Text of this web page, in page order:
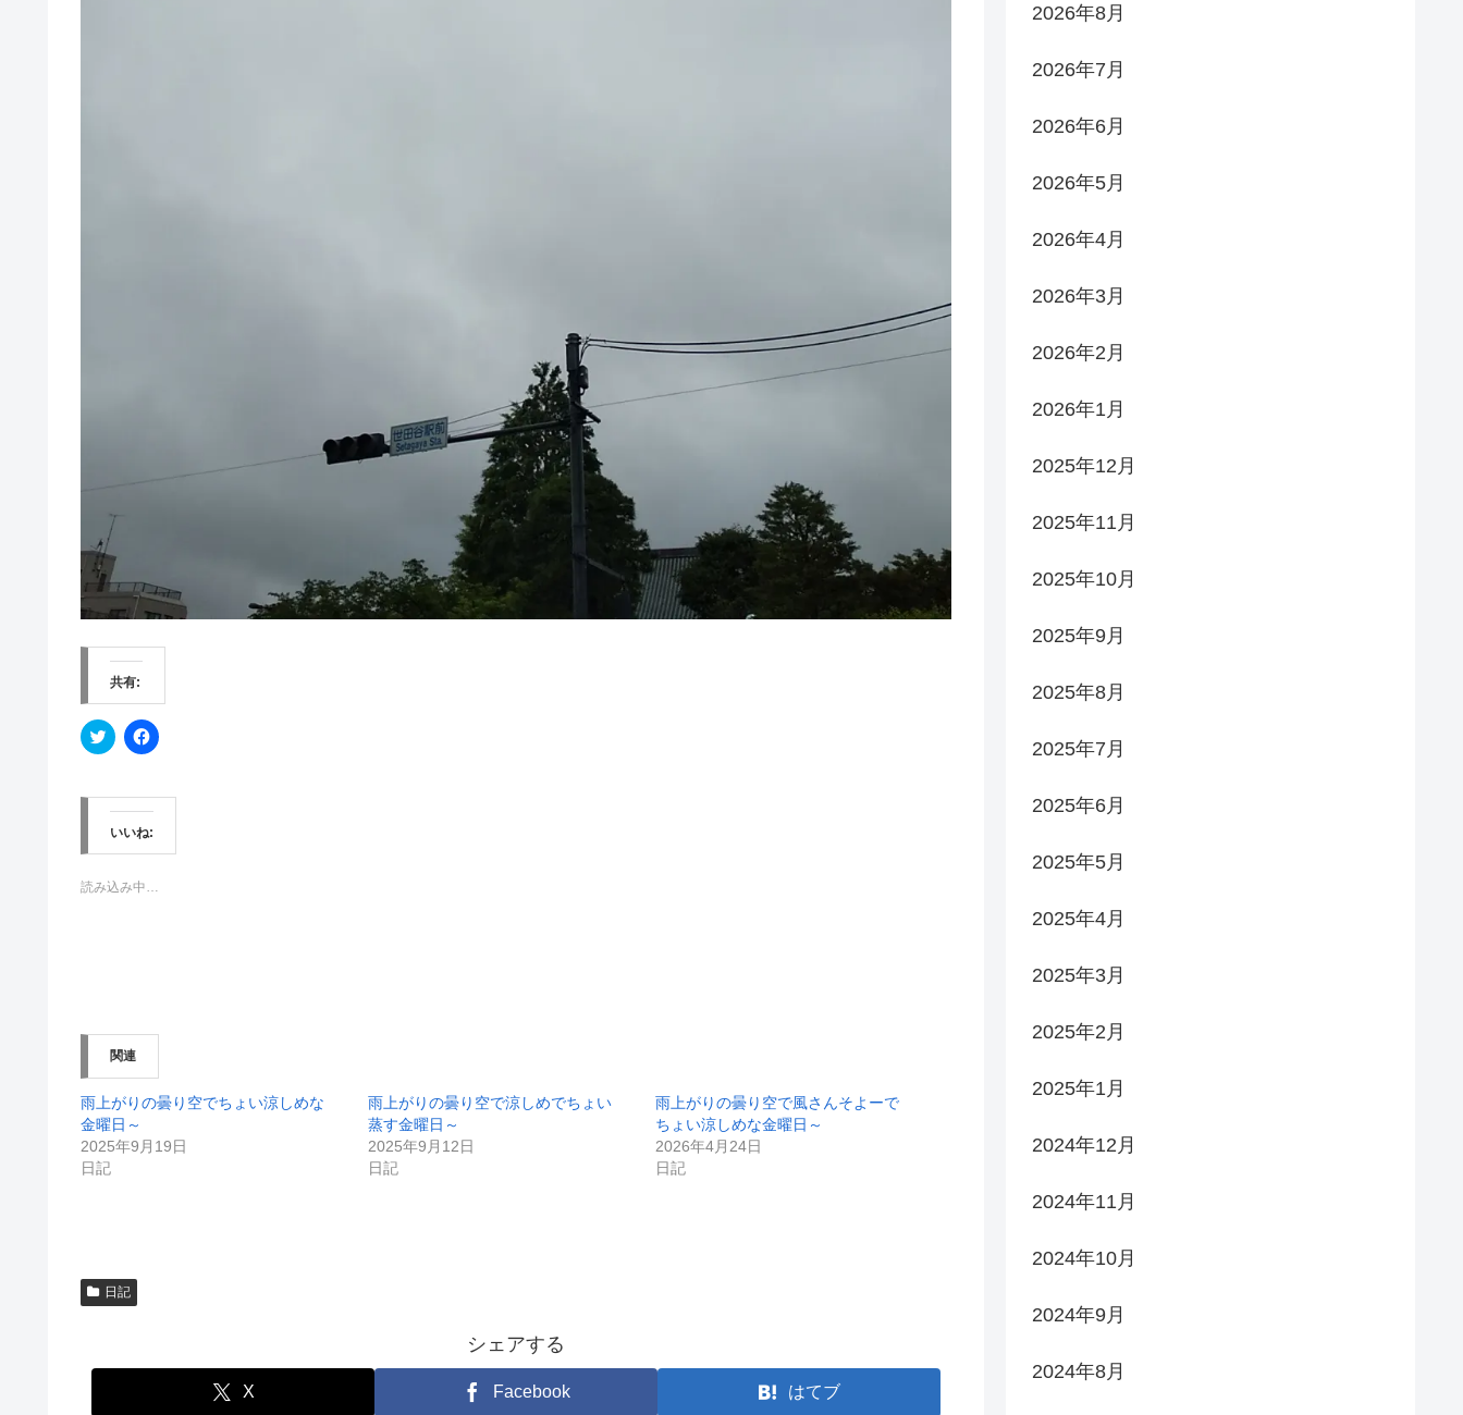
共有:
ク
リ
て
T
w
t
e
ィ
ン
ド
ウ
開
き
ま
す
)
F
a
o
o
k
共
す
く
い
新
し
ウ
ィ
いいね:
読み込み中…
関連
雨上がりの曇り空でちょい涼しめな
金曜日～
2025年9月19日
日記
雨上がりの曇り空で涼しめでちょい
蒸す金曜日～
2025年9月12日
日記
雨上がりの曇り空で風さんそよーで
ちょい涼しめな金曜日～
2026年4月24日
日記
日記
シェアする
X Facebook はてブ
2026年8月
2026年7月
2026年6月
2026年5月
2026年4月
2026年3月
2026年2月
2026年1月
2025年12月
2025年11月
2025年10月
2025年9月
2025年8月
2025年7月
2025年6月
2025年5月
2025年4月
2025年3月
2025年2月
2025年1月
2024年12月
2024年11月
2024年10月
2024年9月
2024年8月